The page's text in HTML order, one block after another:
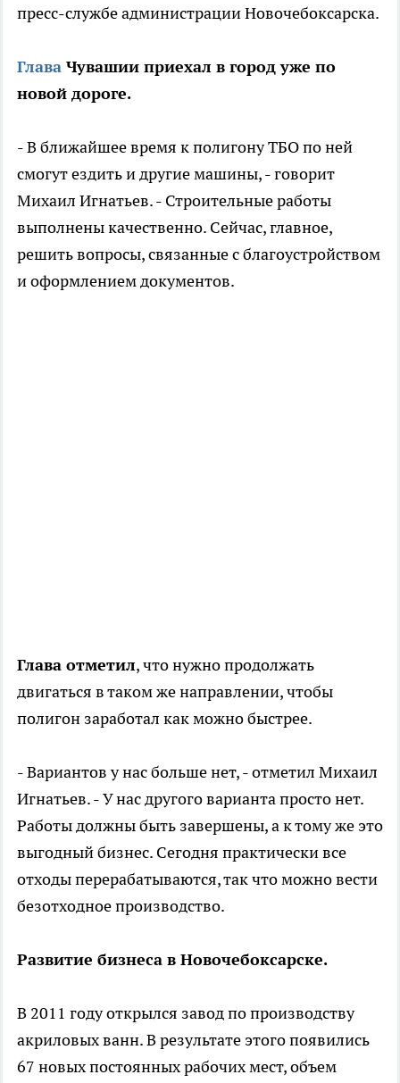
пресс-службе администрации Новочебоксарска.
Глава Чувашии приехал в город уже по
новой дороге.
- В ближайшее время к полигону ТБО по ней
смогут ездить и другие машины, - говорит
Михаил Игнатьев. - Строительные работы
выполнены качественно. Сейчас, главное,
решить вопросы, связанные с благоустройством
и оформлением документов.
Глава отметил, что нужно продолжать
двигаться в таком же направлении, чтобы
полигон заработал как можно быстрее.
- Вариантов у нас больше нет, - отметил Михаил
Игнатьев. - У нас другого варианта просто нет.
Работы должны быть завершены, а к тому же это
выгодный бизнес. Сегодня практически все
отходы перерабатываются, так что можно вести
безотходное производство.
Развитие бизнеса в Новочебоксарске.
В 2011 году открылся завод по производству
акриловых ванн. В результате этого появились
67 новых постоянных рабочих мест, объем